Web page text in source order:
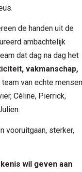
de handen uit de
ambachtelijk
dat dag na dag het
vakmanschap,
team van echte mensen
Céline, Pierrick,
vooruitgaan, sterker,
wil geven aan